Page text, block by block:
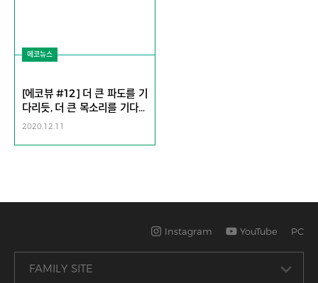
에코뉴스
[에코뷰 #12] 더 큰 파도를 기
다리듯, 더 큰 목소리를 기다
려.
2020.12.11
Instagram YouTube PC